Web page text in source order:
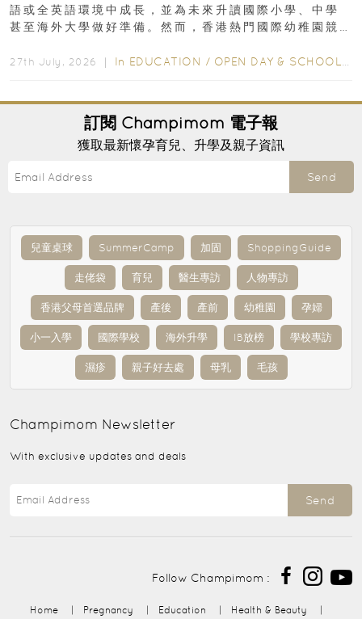
語或全英語環境中成長，並為未來升讀國際小學、中學
甚至海外大學做好準備。然而，香港熱門國際幼稚園競
27th July, 2026 ｜ In EDUCATION / OPEN DAY & SCHOOL EVENTS
訂閱 Champimom 電子報
獲取最新懷孕育兒、升學及親子資訊
Send
兒童桌球 SummerCamp 加固 ShoppingGuide
走佬袋 育兒 醫生專訪 人物專訪
香港父母首選品牌 產後 產前 幼稚園 孕婦
小一入學 國際學校 海外升學 IB放榜 學校專訪
濕疹 親子好去處 母乳 毛孩
Champimom Newsletter
With exclusive updates and deals
Send
Follow Champimom :
Home | Pregnancy | Education | Health & Beauty
|